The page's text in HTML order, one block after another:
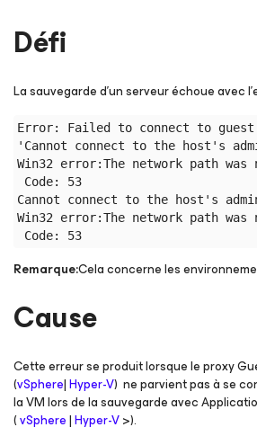
Défi
La sauvegarde d'un serveur échoue avec
Error: Failed to connect to
'Cannot connect to the host's
Win32 error:The network path was
Code: 53
Cannot connect to the host's
Win32 error:The network path was
Remarque:Cela concerne les
Cause
Cette erreur se produit lorsque le proxy
(vSphere|Hyper-V) ne parvient pas à se
la VM lors de la sauvegarde avec
(vSphere|Hyper-V>).